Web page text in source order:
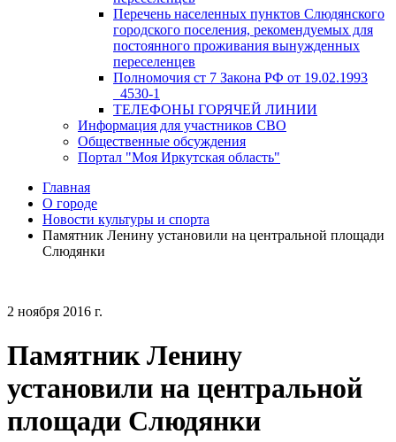
Перечень населенных пунктов Слюдянского
городского поселения, рекомендуемых для
постоянного проживания вынужденных
переселенцев
Полномочия ст 7 Закона РФ от 19.02.1993
_4530-1
ТЕЛЕФОНЫ ГОРЯЧЕЙ ЛИНИИ
Информация для участников СВО
Общественные обсуждения
Портал "Моя Иркутская область"
Главная
О городе
Новости культуры и спорта
Памятник Ленину установили на центральной площади
Слюдянки
2 ноября 2016 г.
Памятник Ленину
установили на центральной
площади Слюдянки